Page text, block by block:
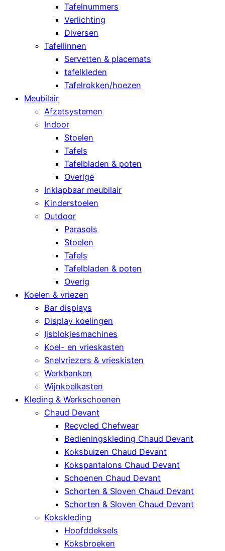
Tafelnummers
Verlichting
Diversen
Tafellinnen
Servetten & placemats
tafelkleden
Tafelrokken/hoezen
Meubilair
Afzetsystemen
Indoor
Stoelen
Tafels
Tafelbladen & poten
Overige
Inklapbaar meubilair
Kinderstoelen
Outdoor
Parasols
Stoelen
Tafels
Tafelbladen & poten
Overig
Koelen & vriezen
Bar displays
Display koelingen
Ijsblokjesmachines
Koel- en vrieskasten
Snelvriezers & vrieskisten
Werkbanken
Wijnkoelkasten
Kleding & Werkschoenen
Chaud Devant
Recycled Chefwear
Bedieningskleding Chaud Devant
Koksbuizen Chaud Devant
Kokspantalons Chaud Devant
Schoenen Chaud Devant
Schorten & Sloven Chaud Devant
Schorten & Sloven Chaud Devant
Kokskleding
Hoofddeksels
Koksbroeken